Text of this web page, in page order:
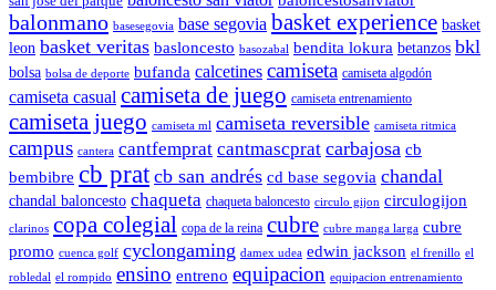
balonmano basesegovia base segovia basket experience basket
leon basket veritas basloncesto basozabal bendita lokura betanzos bkl
bolsa bolsa de deporte bufanda calcetines camiseta camiseta algodón
camiseta casual camiseta de juego camiseta entrenamiento
camiseta juego camiseta ml camiseta reversible camiseta ritmica
campus cantera cantfemprat cantmascprat carbajosa cb
bembibre cb prat cb san andrés cd base segovia chandal
chandal baloncesto chaqueta chaqueta baloncesto circulo gijon circulogijon
clarinos copa colegial copa de la reina cubre cubre manga larga cubre
promo cuenca golf cyclongaming damex udea edwin jackson el frenillo el
robledal el rompido ensino entreno equipacion equipacion entrenamiento